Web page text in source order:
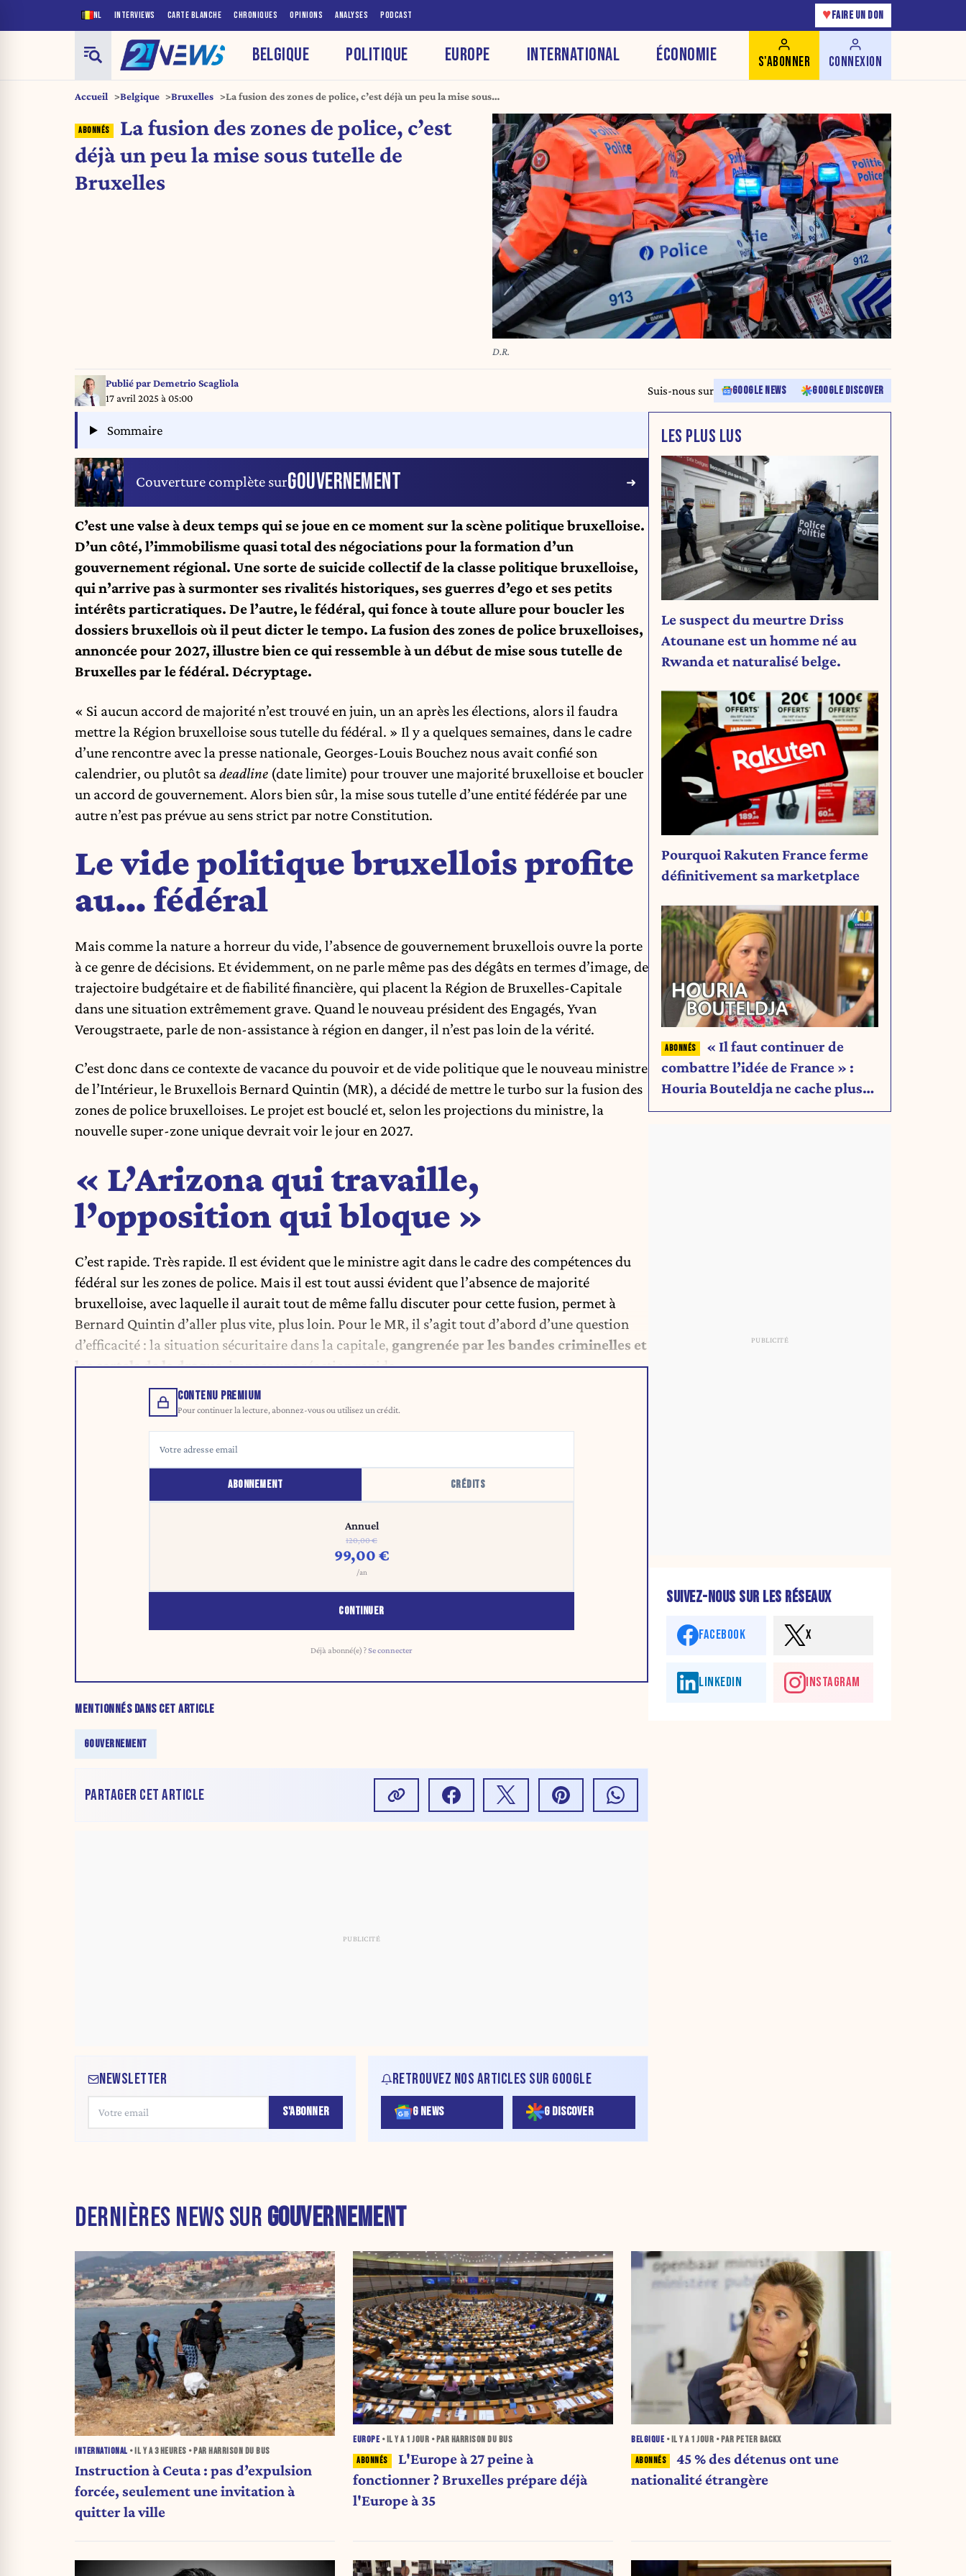
NL INTERVIEWS CARTE BLANCHE CHRONIQUES OPINIONS ANALYSES PODCAST ♥ FAIRE UN DON
BELGIQUE POLITIQUE EUROPE INTERNATIONAL ÉCONOMIE S'ABONNER CONNEXION
Accueil Belgique Bruxelles
La fusion des zones de police, c’est déjà un peu la mise sous
La fusion des zones de police, c’est
déjà un peu la mise sous tutelle de
Bruxelles
D.R.
Publié parDemetrio Scagliola
17 avril 2025 à 05:00
Suis-nous sur GOOGLE NEWS GOOGLE DISCOVER
Sommaire
Couverture complète surGOUVERNEMENT
C’est une valse à deux temps qui se joue en ce moment sur la scène politique bruxelloise.
D’un côté, l’immobilisme quasi total des négociations pour la formation d’un
gouvernement régional. Une sorte de suicide collectif de la classe politique bruxelloise,
qui n’arrive pas à surmonter ses rivalités historiques, ses guerres d’ego et ses petits
intérêts particratiques. De l’autre, le fédéral, qui fonce à toute allure pour boucler les
dossiers bruxellois où il peut dicter le tempo. La fusion des zones de police bruxelloises,
annoncée pour 2027, illustre bien ce qui ressemble à un début de mise sous tutelle de
Bruxelles par le fédéral. Décryptage.
« Si aucun accord de majorité n’est trouvé en juin, un an après les élections, alors il faudra
mettre la Région bruxelloise sous tutelle du fédéral. » Il y a quelques semaines, dans le cadre
d’une rencontre avec la presse nationale, Georges-Louis Bouchez nous avait confié son
calendrier, ou plutôt sadeadline (date limite) pour trouver une majorité bruxelloise et boucler
un accord de gouvernement. Alors bien sûr, la mise sous tutelle d’une entité fédérée par une
autre n’est pas prévue au sens strict par notre Constitution.
Le vide politique bruxellois profite
au… fédéral
Mais comme la nature a horreur du vide, l’absence de gouvernement bruxellois ouvre la porte
à ce genre de décisions. Et évidemment, on ne parle même pas des dégâts en termes d’image, de
trajectoire budgétaire et de fiabilité financière, qui placent la Région de Bruxelles-Capitale
dans une situation extrêmement grave. Quand le nouveau président des Engagés, Yvan
Verougstraete, parle de non-assistance à région en danger, il n’est pas loin de la vérité.
C’est donc dans ce contexte de vacance du pouvoir et de vide politique que le nouveau ministre
de l’Intérieur, le Bruxellois Bernard Quintin (MR), a décidé de mettre le turbo sur la fusion des
zones de police bruxelloises. Le projet est bouclé et, selon les projections du ministre, la
nouvelle super-zone unique devrait voir le jour en 2027.
« L’Arizona qui travaille,
l’opposition qui bloque »
C’est rapide. Très rapide. Il est évident que le ministre agit dans le cadre des compétences du
fédéral sur les zones de police. Mais il est tout aussi évident que l’absence de majorité
bruxelloise, avec laquelle il aurait tout de même fallu discuter pour cette fusion, permet à
Bernard Quintin d’aller plus vite, plus loin. Pour le MR, il s’agit tout d’abord d’une question
d’efficacité : la situation sécuritaire dans la capitale, gangrenée par les bandes criminelles et
les cartels de la drogue, impose une réaction rapide.
CONTENU PREMIUM
Pour continuer la lecture, abonnez-vous ou utilisez un crédit.
ABONNEMENT CRÉDITS
Annuel
120,00 €
99,00 €
/an
CONTINUER
Déjà abonné(e) ?Se connecter
MENTIONNÉS DANS CET ARTICLE
GOUVERNEMENT
PARTAGER CET ARTICLE
NEWSLETTER
S'ABONNER
RETROUVEZ NOS ARTICLES SUR GOOGLE
G NEWS G DISCOVER
LES PLUS LUS
Le suspect du meurtre Driss
Atounane est un homme né au
Rwanda et naturalisé belge.
Pourquoi Rakuten France ferme
définitivement sa marketplace
« Il faut continuer de
combattre l’idée de France » :
Houria Bouteldja ne cache plus
rien de son projet
SUIVEZ-NOUS SUR LES RÉSEAUX
FACEBOOK X
LINKEDIN INSTAGRAM
DERNIÈRES NEWS SUR GOUVERNEMENT
INTERNATIONAL • IL Y A3 HEURES • PAR HARRISON DU BUS
Instruction à Ceuta : pas d’expulsion
forcée, seulement une invitation à
quitter la ville
EUROPE • IL Y A 1 JOUR • PAR HARRISON DU BUS
L'Europe à 27 peine à
fonctionner ? Bruxelles prépare déjà
l'Europe à 35
BELGIQUE • IL Y A 1 JOUR • PAR PETER BACKX
45 % des détenus ont une
nationalité étrangère